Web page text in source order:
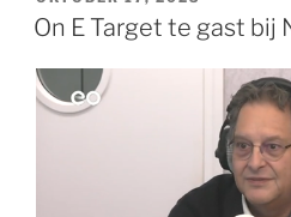
On E Target te gast bij